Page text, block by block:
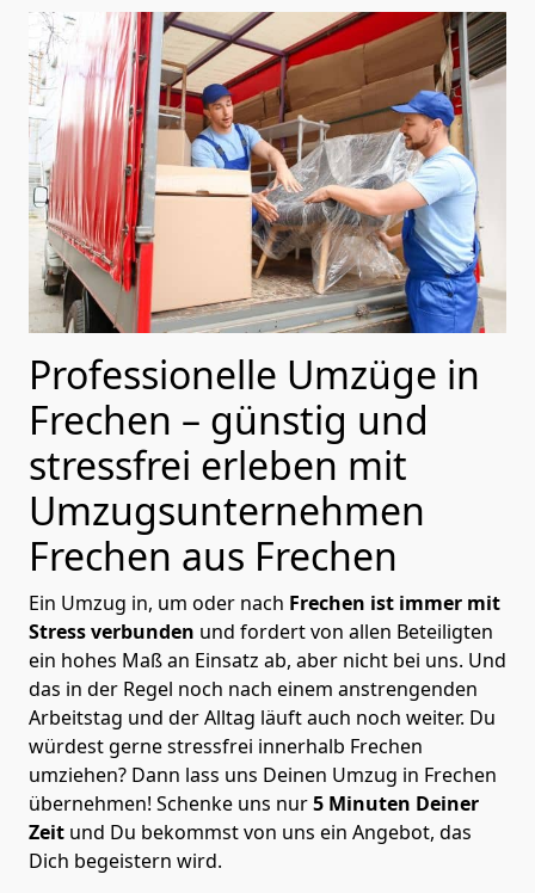
Professionelle Umzüge in
Frechen – günstig und
stressfrei erleben mit
Umzugsunternehmen
Frechen aus Frechen
Ein Umzug in, um oder nach Frechen ist immer mit
Stress verbunden und fordert von allen Beteiligten
ein hohes Maß an Einsatz ab, aber nicht bei uns. Und
das in der Regel noch nach einem anstrengenden
Arbeitstag und der Alltag läuft auch noch weiter. Du
würdest gerne stressfrei innerhalb Frechen
umziehen? Dann lass uns Deinen Umzug in Frechen
übernehmen! Schenke uns nur5 Minuten Deiner
Zeit und Du bekommst von uns ein Angebot, das
Dich begeistern wird.